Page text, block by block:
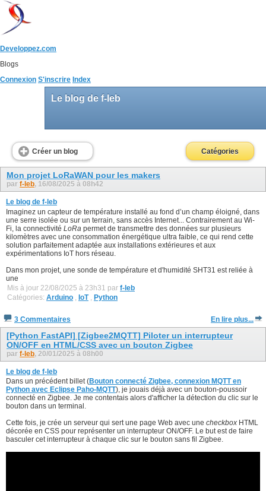
Developpez.com
Blogs
Connexion S'inscrire Index
Le blog de f-leb
Créer un blog Catégories
Mon projet LoRaWAN pour les makers
par f-leb, 16/08/2025 à 08h42
Le blog de f-leb
Imaginez un capteur de température installé au fond d’un champ éloigné, dans
une serre isolée ou sur un terrain, sans accès Internet... Contrairement au Wi-
Fi, la connectivité LoRa permet de transmettre des données sur plusieurs
kilomètres avec une consommation énergétique ultra faible, ce qui rend cette
solution parfaitement adaptée aux installations extérieures et aux
expérimentations IoT hors réseau.
Dans mon projet, une sonde de température et d'humidité SHT31 est reliée à
une
Mis à jour 22/08/2025 à 23h31 par f-leb
Catégories: Arduino , IoT, Python
3 Commentaires En lire plus...
[Python FastAPI] [Zigbee2MQTT] Piloter un interrupteur
ON/OFF en HTML/CSS avec un bouton Zigbee
par f-leb, 20/01/2025 à 08h00
Le blog de f-leb
Dans un précédent billet (Bouton connecté Zigbee, connexion MQTT en
Python avec Eclipse Paho-MQTT), je jouais déjà avec un bouton-poussoir
connecté en Zigbee. Je me contentais alors d'afficher la détection du clic sur le
bouton dans un terminal.
Cette fois, je crée un serveur qui sert une page Web avec une checkbox HTML
décorée en CSS pour représenter un interrupteur ON/OFF. Le but est de faire
basculer cet interrupteur à chaque clic sur le bouton sans fil Zigbee.